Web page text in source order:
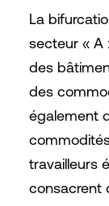
La
secteur « A
des
des
également
travailleurs
consacrent